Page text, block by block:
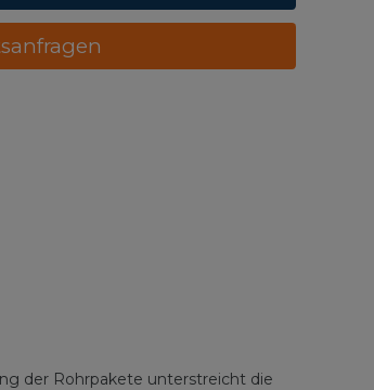
der Rohrpakete unterstreicht die